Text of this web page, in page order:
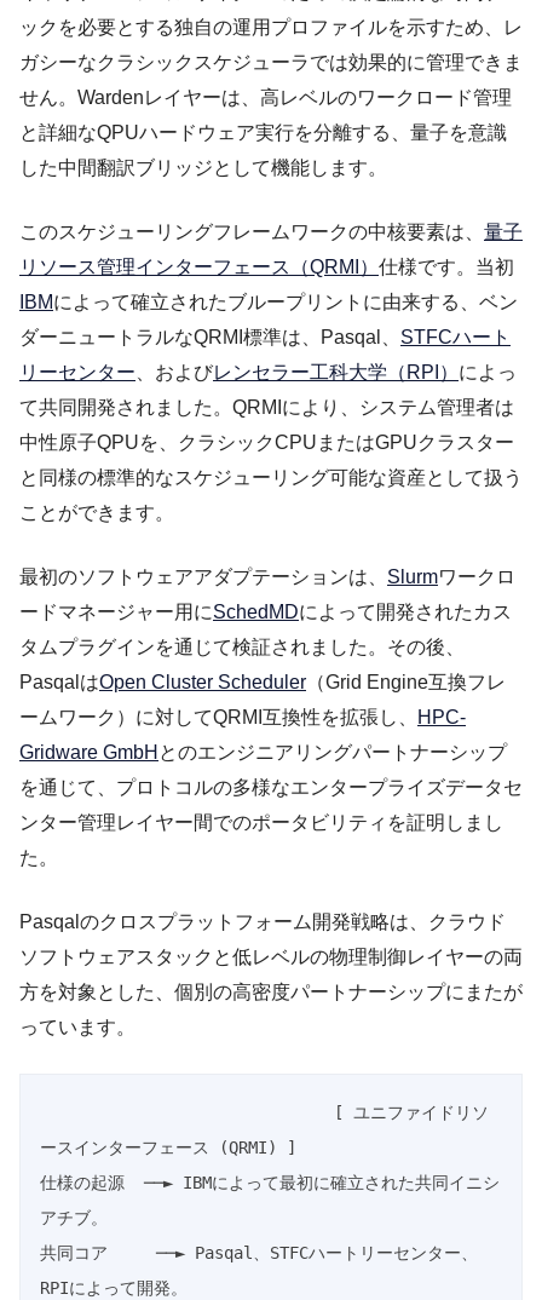
ックを必要とする独自の運用プロファイルを示すため、レ
ガシーなクラシックスケジューラでは効果的に管理できま
せん。Wardenレイヤーは、高レベルのワークロード管理
と詳細なQPUハードウェア実行を分離する、量子を意識
した中間翻訳ブリッジとして機能します。
このスケジューリングフレームワークの中核要素は、 量子
リソース管理インターフェース（QRMI） 仕様です。当初
IBMによって確立されたブループリントに由来する、ベン
ダーニュートラルなQRMI標準は、Pasqal、 STFCハート
リーセンター 、およびレンセラー工科大学（RPI） によっ
て共同開発されました。QRMIにより、システム管理者は
中性原子QPUを、クラシックCPUまたはGPUクラスター
と同様の標準的なスケジューリング可能な資産として扱う
ことができます。
最初のソフトウェアアダプテーションは、 Slurmワークロ
ードマネージャー用にSchedMDによって開発されたカス
タムプラグインを通じて検証されました。その後、
PasqalはOpen Cluster Scheduler （Grid Engine互換フレ
ームワーク）に対してQRMI互換性を拡張し、
HPC-
Gridware GmbH とのエンジニアリングパートナーシップ
を通じて、プロトコルの多様なエンタープライズデータセ
ンター管理レイヤー間でのポータビリティを証明しまし
た。
Pasqalのクロスプラットフォーム開発戦略は、クラウド
ソフトウェアスタックと低レベルの物理制御レイヤーの両
方を対象とした、個別の高密度パートナーシップにまたが
っています。
ースインターフェース (QRMI) ]
仕様の起源  ──► IBMによって最初に確立された共同イニシ
アチブ。
共同コア     ──► Pasqal、STFCハートリーセンター、
RPIによって開発。